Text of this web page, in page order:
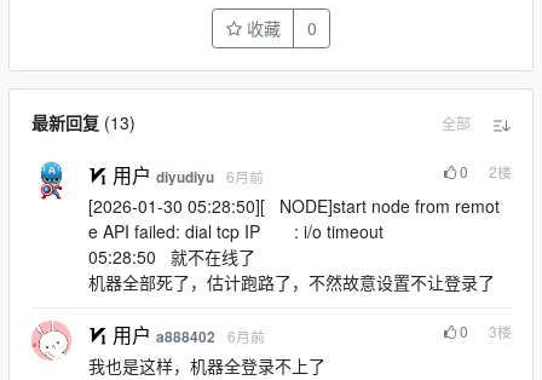
收藏 0
最新回复(13) 全部
用户diyudiyu 6月前 0 2楼
[2026-01-30 05:28:50][ NODE]start node from remot
e API failed: dial tcp IP : i/o timeout
05:28:50 就不在线了
机器全部死了，估计跑路了，不然故意设置不让登录了
用户a888402 6月前 0 3楼
我也是这样，机器全登录不上了